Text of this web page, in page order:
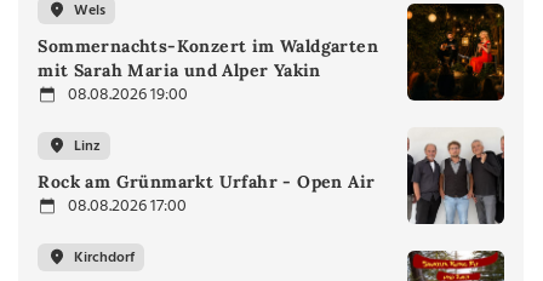
Wels
Sommernachts-Konzert im Waldgarten
mit Sarah Maria und Alper Yakin
08.08.2026 19:00
Linz
Rock am Grünmarkt Urfahr - Open Air
08.08.2026 17:00
Kirchdorf